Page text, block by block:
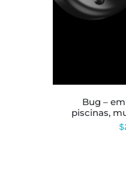
bug – embutido led sumergible para
piscinas,
$